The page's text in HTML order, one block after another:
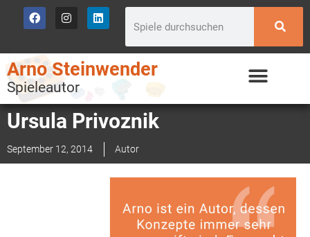
Arno Steinwender
Spieleautor
Ursula Privoznik
September 12, 2014 Autor